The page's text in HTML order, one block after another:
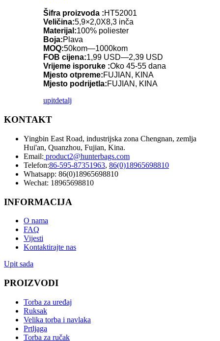
Šifra proizvoda :HT52001
Veličina:5,9×2,0X8,3 inča
Materijal:100% poliester
Boja:Plava
MOQ:50kom—1000kom
FOB cijena:1,99 USD—2,39 USD
Vrijeme isporuke :Oko 45-55 dana
Mjesto otpreme:FUJIAN, KINA
Mjesto podrijetla:FUJIAN, KINA
upitdetalj
KONTAKT
Yingbin East Road, industrijska zona Chengnan, zemlja
Hui'an, Quanzhou, Fujian, Kina.
Email: product2@hunterbags.com
Telefon:86-595-87351963, 86(0)18965698810
Whatsapp: 86(0)18965698810
Wechat: 18965698810
INFORMACIJA
O nama
FAQ
Vijesti
Kontaktirajte nas
Upit sada
PROIZVODI
Torba za uređaj
Ruksak
Velika torba i navlaka
Prtljaga
Torba za ručak